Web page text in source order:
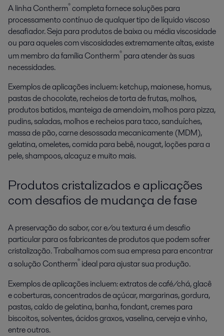
A linha Contherm®completa fornece soluções para
processamento contínuo de qualquer tipo de líquido viscoso
desafiador. Seja para produtos de baixa ou média viscosidade
ou para aqueles com viscosidades extremamente altas, existe
um membro da família Contherm® para atender às suas
necessidades.
Exemplos de aplicações incluem: ketchup, maionese, homus,
pastas de chocolate, recheios de torta de frutas, molhos,
produtos batidos, manteiga de amendoim, molhos para pizza,
pudins, saladas, molhos e recheios para taco, sanduíches,
massa de pão, carne desossada mecanicamente (MDM),
gelatina, omeletes, comida para bebê, nougat, loções para a
pele, shampoos, alcaçuz e muito mais.
Produtos cristalizados e aplicações
com desafios de mudança de fase
A preservação do sabor, cor e/ou textura é um desafio
particular para os fabricantes de produtos que podem sofrer
cristalização. Trabalhamos com sua empresa para encontrar
a solução Contherm® ideal para ajustar sua produção.
Exemplos de aplicações incluem: extratos de café/chá, glacê
e coberturas, concentrados de açúcar, margarinas, gordura,
pastas, caldo de gelatina, banha, fondant, cremes para
biscoitos, solventes, ácidos graxos, vaselina, cerveja e vinho,
entre outros.